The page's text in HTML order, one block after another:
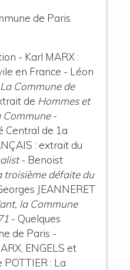
de Paris
- Karl MARX :
en France - Léon
La Commune de
de Hommes et
Commune-
Central de 1a
: extrait du
- Benoist
troisième défaite du
JEANNERET
la Commune
- Quelques
de Paris -
ENGELS et
POTTIER : La